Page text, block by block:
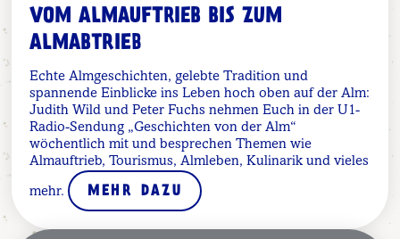
VOM ALMAUFTRIEB BIS ZUM
ALMABTRIEB
Echte Almgeschichten, gelebte Tradition und
spannende Einblicke ins Leben hoch oben auf der Alm:
Judith Wild und Peter Fuchs nehmen Euch in der U1-
Radio-Sendung „Geschichten von der Alm“
wöchentlich mit und besprechen Themen wie
Almauftrieb, Tourismus, Almleben, Kulinarik und vieles
mehr. MEHR DAZU